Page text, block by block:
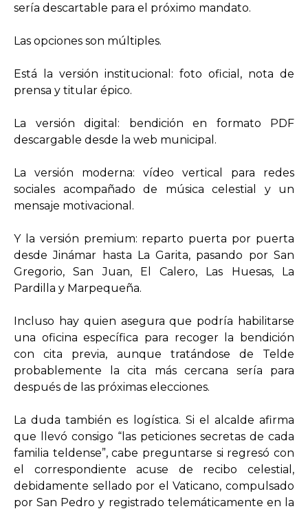
sería descartable para el próximo mandato.
Las opciones son múltiples.
Está la versión institucional: foto oficial, nota de
prensa y titular épico.
La versión digital: bendición en formato PDF
descargable desde la web municipal.
La versión moderna: vídeo vertical para redes
sociales acompañado de música celestial y un
mensaje motivacional.
Y la versión premium: reparto puerta por puerta
desde Jinámar hasta La Garita, pasando por San
Gregorio, San Juan, El Calero, Las Huesas, La
Pardilla y Marpequeña.
Incluso hay quien asegura que podría habilitarse
una oficina específica para recoger la bendición
con cita previa, aunque tratándose de Telde
probablemente la cita más cercana sería para
después de las próximas elecciones.
La duda también es logística. Si el alcalde afirma
que llevó consigo “las peticiones secretas de cada
familia teldense”, cabe preguntarse si regresó con
el correspondiente acuse de recibo celestial,
debidamente sellado por el Vaticano, compulsado
por San Pedro y registrado telemáticamente en la